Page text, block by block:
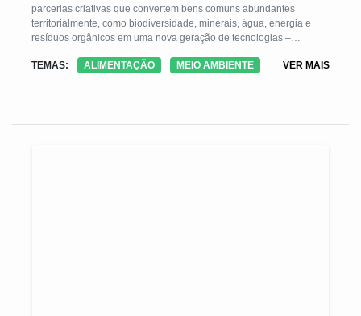
parcerias criativas que convertem bens comuns abundantes
territorialmente, como biodiversidade, minerais, água, energia e
resíduos orgânicos em uma nova geração de tecnologias –
ecológica da agricultura e promover a vida e a saúde humana. Com
reduzindo o uso de agrotóxicos, a dependência tecnológica,
TEMAS: ALIMENTAÇÃO MEIO AMBIENTE VER MAIS